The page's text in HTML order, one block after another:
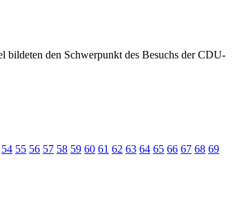
bildeten den Schwerpunkt des Besuchs der CDU-
54 55 56 57 58 59 60 61 62 63 64 65 66 67 68 69